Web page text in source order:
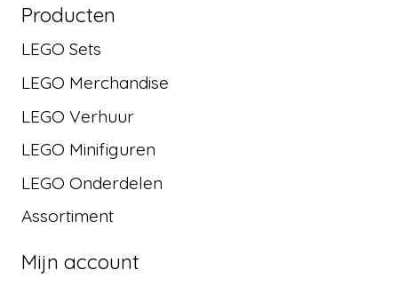
Producten
LEGO Sets
LEGO Merchandise
LEGO Verhuur
LEGO Minifiguren
LEGO Onderdelen
Assortiment
Mijn account